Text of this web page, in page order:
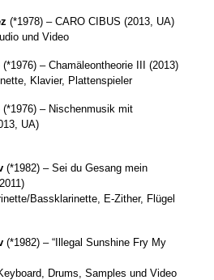
(*1978) – CARO CIBUS (2013, UA)
und Video
(*1976) – Chamäleontheorie III (2013)
Klavier, Plattenspieler
(*1976) – Nischenmusik mit
UA)
(*1982) – Sei du Gesang mein
Bassklarinette, E-Zither, Flügel
(*1982) – “Illegal Sunshine Fry My
Drums, Samples und Video